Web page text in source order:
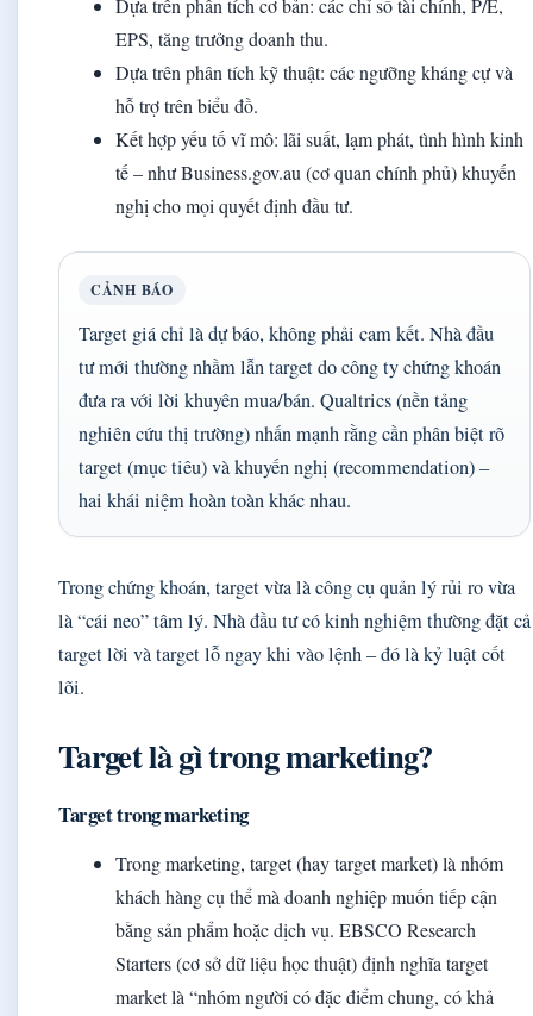
Dựa trên phân tích cơ bản: các chỉ số tài chính, P/E,
EPS, tăng trưởng doanh thu.
Dựa trên phân tích kỹ thuật: các ngưỡng kháng cự và
hỗ trợ trên biểu đồ.
Kết hợp yếu tố vĩ mô: lãi suất, lạm phát, tình hình kinh
tế – như Business.gov.au (cơ quan chính phủ) khuyến
nghị cho mọi quyết định đầu tư.
CẢNH BÁO
Target giá chỉ là dự báo, không phải cam kết. Nhà đầu
tư mới thường nhầm lẫn target do công ty chứng khoán
đưa ra với lời khuyên mua/bán. Qualtrics (nền tảng
nghiên cứu thị trường) nhấn mạnh rằng cần phân biệt rõ
target (mục tiêu) và khuyến nghị (recommendation) –
hai khái niệm hoàn toàn khác nhau.
Trong chứng khoán, target vừa là công cụ quản lý rủi ro vừa
là “cái neo” tâm lý. Nhà đầu tư có kinh nghiệm thường đặt cả
target lời và target lỗ ngay khi vào lệnh – đó là kỷ luật cốt
lõi.
Target là gì trong marketing?
Target trong marketing
Trong marketing, target (hay target market) là nhóm
khách hàng cụ thể mà doanh nghiệp muốn tiếp cận
bằng sản phẩm hoặc dịch vụ. EBSCO Research
Starters (cơ sở dữ liệu học thuật) định nghĩa target
market là “nhóm người có đặc điểm chung, có khả